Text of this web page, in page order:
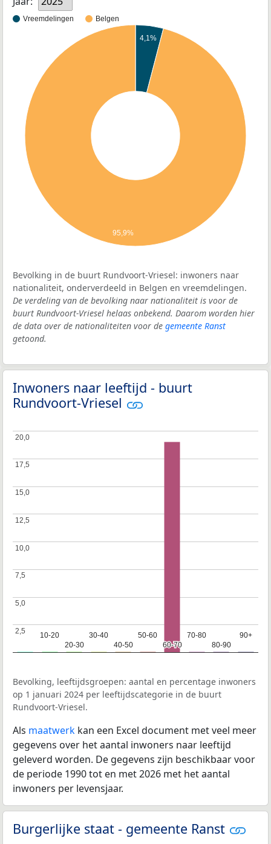
Vreemdelingen Belgen
4,1%
95,9%
Bevolking in de buurt Rundvoort-Vriesel: inwoners naar
nationaliteit, onderverdeeld in Belgen en vreemdelingen.
De verdeling van de bevolking naar nationaliteit is voor de
buurt Rundvoort-Vriesel helaas onbekend. Daarom worden hier
de data over de nationaliteiten voor de gemeente Ranst
getoond.
Inwoners naar leeftijd - buurt
Rundvoort-Vriesel
10-20
10-20
20-30
20-30
30-40
30-40
40-50
40-50
50-60
50-60
60-70
60-70
70-80
70-80
80-90
80-90
90+
90+
2,5
2,5
5,0
5,0
7,5
7,5
10,0
10,0
12,5
12,5
15,0
15,0
17,5
17,5
20,0
20,0
Bevolking, leeftijdsgroepen: aantal en percentage inwoners
op 1 januari 2024 per leeftijdscategorie in de buurt
Rundvoort-Vriesel.
Als maatwerk kan een Excel document met veel meer
gegevens over het aantal inwoners naar leeftijd
geleverd worden. De gegevens zijn beschikbaar voor
de periode 1990 tot en met 2026 met het aantal
inwoners per levensjaar.
Burgerlijke staat - gemeente Ranst